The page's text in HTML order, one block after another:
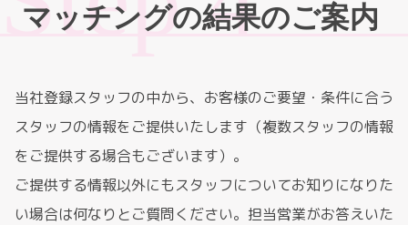
マッチングの結果のご案内
当社登録スタッフの中から、お客様のご要望・条件に合う
スタッフの情報をご提供いたします（複数スタッフの情報
をご提供する場合もございます）。
ご提供する情報以外にもスタッフについてお知りになりた
い場合は何なりとご質問ください。担当営業がお答えいた